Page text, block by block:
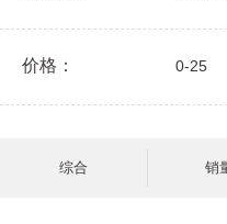
价格： 0-25
综合 销